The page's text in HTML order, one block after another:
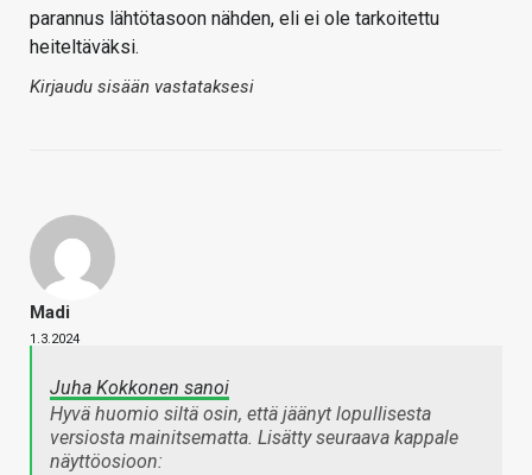
parannus lähtötasoon nähden, eli ei ole tarkoitettu
heiteltäväksi.
Kirjaudu sisään vastataksesi
Madi
1.3.2024
Juha Kokkonen sanoi
Hyvä huomio siltä osin, että jäänyt lopullisesta
versiosta mainitsematta. Lisätty seuraava kappale
näyttöosioon: